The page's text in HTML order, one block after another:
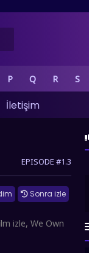
P Q R S
İletişim
EPISODE #1.3
Sonra izle
izle, We Own